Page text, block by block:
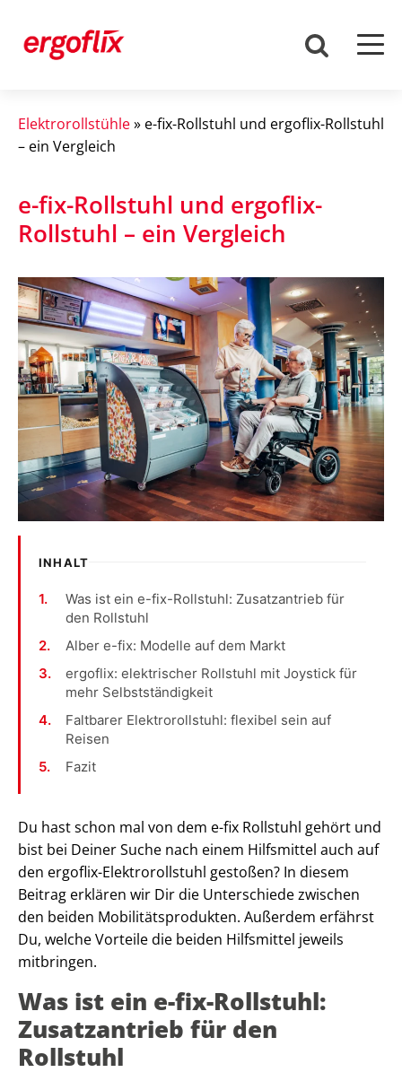
Elektrorollstühle» e-fix-Rollstuhl und ergoflix-Rollstuhl
– ein Vergleich
e-fix-Rollstuhl und ergoflix-
Rollstuhl – ein Vergleich
INHALT
Was ist ein e-fix-Rollstuhl: Zusatzantrieb für
den Rollstuhl
Alber e-fix: Modelle auf dem Markt
ergoflix: elektrischer Rollstuhl mit Joystick für
mehr Selbstständigkeit
Faltbarer Elektrorollstuhl: flexibel sein auf
Reisen
Fazit
Du hast schon mal von dem e-fix Rollstuhl gehört und
bist bei Deiner Suche nach einem Hilfsmittel auch auf
den ergoflix-Elektrorollstuhl gestoßen? In diesem
Beitrag erklären wir Dir die Unterschiede zwischen
den beiden Mobilitätsprodukten. Außerdem erfährst
Du, welche Vorteile die beiden Hilfsmittel jeweils
mitbringen.
Was ist ein e-fix-Rollstuhl:
Zusatzantrieb für den
Rollstuhl